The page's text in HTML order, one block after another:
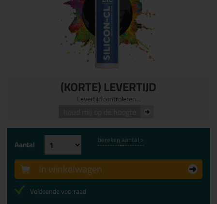
(KORTE) LEVERTIJD
Levertijd controleren...
Aantal bereken aantal >
In winkelwagen
Voldoende voorraad